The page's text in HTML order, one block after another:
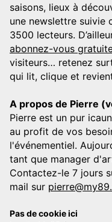
saisons, lieux à
une newslettre suivie
3500 lecteurs.
abonnez-vous
visiteurs… retenez
qui lit, clique et
A propos de Pierre
Pierre est un pur
au profit de vos
l'événementiel.
tant que manager
Contactez-le 7 jours
mail sur
Pas de cookie ici